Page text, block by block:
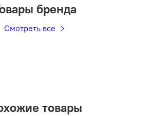
бренда
Смотреть все
товары